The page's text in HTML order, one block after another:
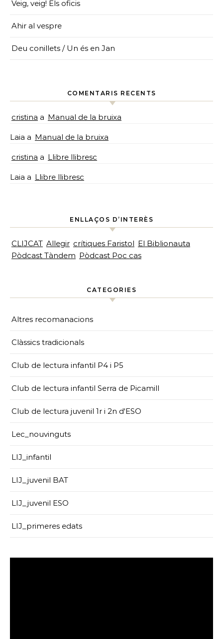
Veig, veig! Els oficis
Ahir al vespre
Deu conillets / Un és en Jan
COMENTARIS RECENTS
cristina a Manual de la bruixa
Laia a Manual de la bruixa
cristina a Llibre llibresc
Laia a Llibre llibresc
ENLLAÇOS D’INTERÈS
CLIJCAT Allegir crítiques Faristol El Biblionauta
Pòdcast Tàndem Pòdcast Poc cas
CATEGORIES
Altres recomanacions
Clàssics tradicionals
Club de lectura infantil P4 i P5
Club de lectura infantil Serra de Picamill
Club de lectura juvenil 1r i 2n d'ESO
Lec_nouvinguts
LIJ_infantil
LIJ_juvenil BAT
LIJ_juvenil ESO
LIJ_primeres edats